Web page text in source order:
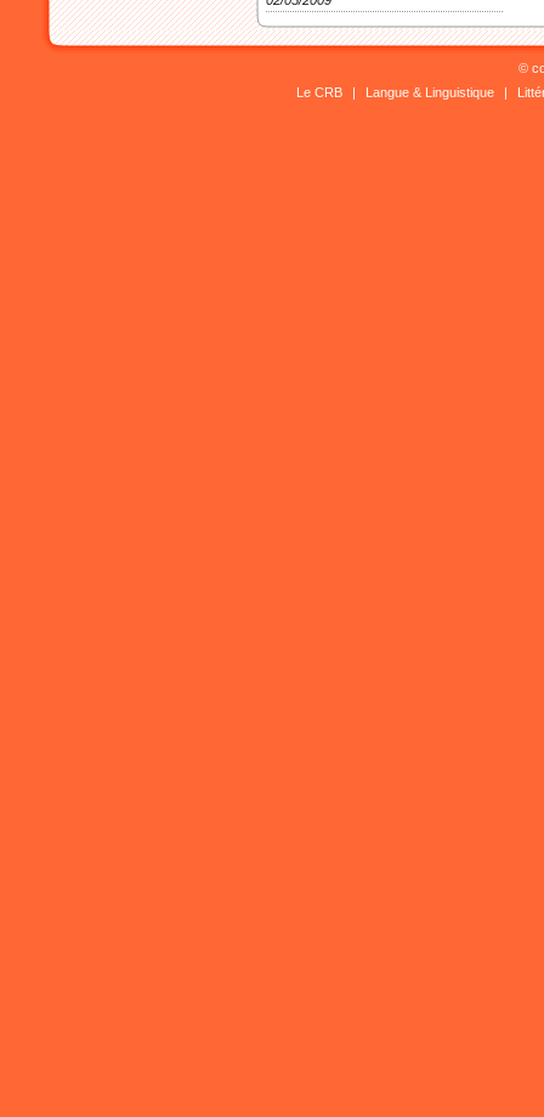
©
Le CRB
| Langue & Linguistique |